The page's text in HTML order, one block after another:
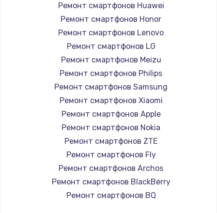
Ремонт смартфонов Huawei
Ремонт смартфонов Honor
Ремонт смартфонов Lenovo
Ремонт смартфонов LG
Ремонт смартфонов Meizu
Ремонт смартфонов Philips
Ремонт смартфонов Samsung
Ремонт смартфонов Xiaomi
Ремонт смартфонов Apple
Ремонт смартфонов Nokia
Ремонт смартфонов ZTE
Ремонт смартфонов Fly
Ремонт смартфонов Archos
Ремонт смартфонов BlackBerry
Ремонт смартфонов BQ